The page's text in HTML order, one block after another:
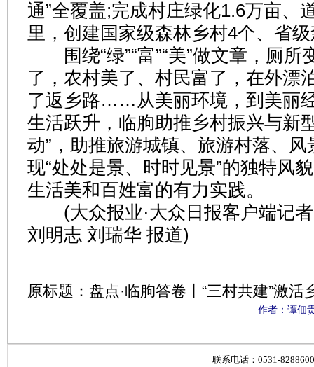
通”全覆盖;完成村庄绿化1.6万亩、
里，创建国家级森林乡村4个、省
围绕“绿”“富”“美”做文章，厕所
了，农村美了、村民富了，在外漂
了返乡路……从美丽环境，到美丽
生活跃升，临朐助推乡村振兴与新
动”，助推旅游城镇、旅游村落、
现“处处是景、时时见景”的独特风
生活美和百姓富的有力实践。
(大众报业·大众日报客户端记者
刘明志 刘瑞华 报道)
原标题：盘点·临朐答卷丨“三村共建”激活
作者：谭佃
联系电话：0531-